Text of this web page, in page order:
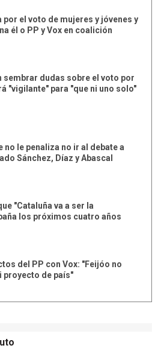
por el voto de mujeres y jóvenes y
él o PP y Vox en coalición
sembrar dudas sobre el voto por
"vigilante" para "que ni uno solo"
no le penaliza no ir al debate a
Sánchez, Díaz y Abascal
"Cataluña va a ser la
los próximos cuatro años
del PP con Vox: "Feijóo no
proyecto de país"